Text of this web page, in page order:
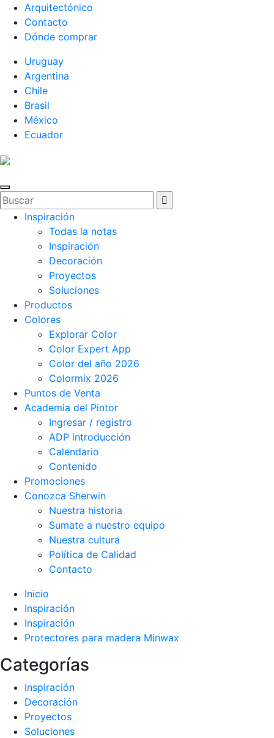
Arquitectónico
Contacto
Dónde comprar
Uruguay
Argentina
Chile
Brasil
México
Ecuador
Inspiración
Todas la notas
Inspiración
Decoración
Proyectos
Soluciones
Productos
Colores
Explorar Color
Color Expert App
Color del año 2026
Colormix 2026
Puntos de Venta
Academia del Pintor
Ingresar / registro
ADP introducción
Calendario
Contenido
Promociones
Conozca Sherwin
Nuestra historia
Sumate a nuestro equipo
Nuestra cultura
Política de Calidad
Contacto
Inicio
Inspiración
Inspiración
Protectores para madera Minwax
Categorías
Inspiración
Decoración
Proyectos
Soluciones